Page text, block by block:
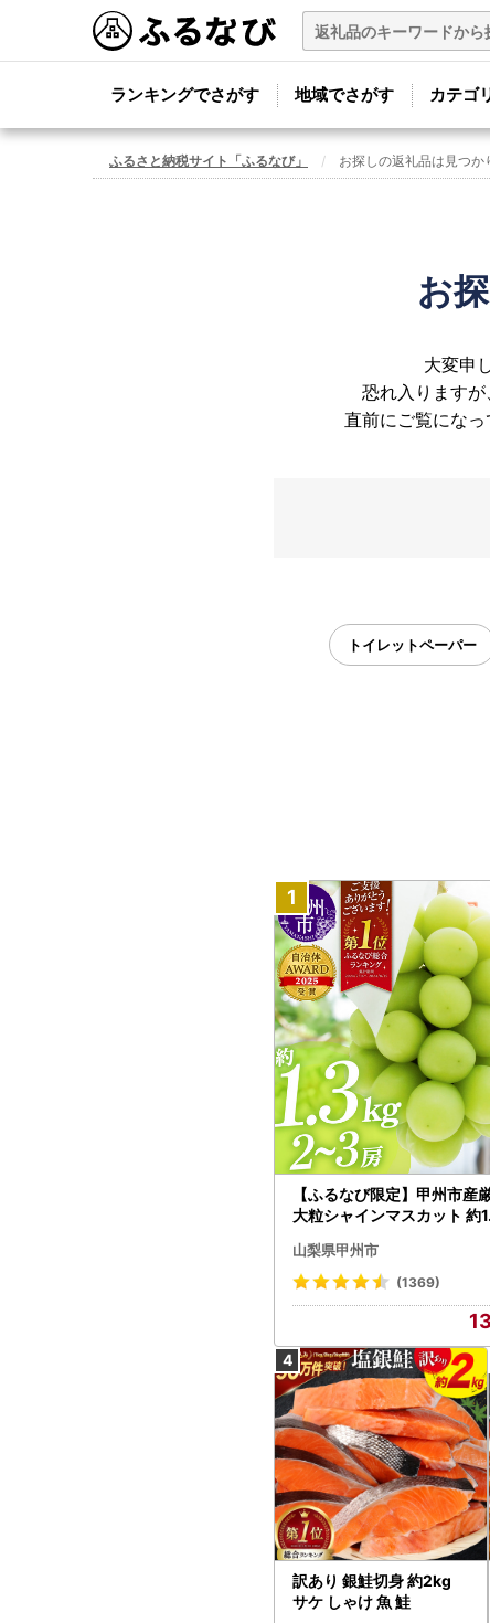
ランキングでさがす 地域でさがす カテゴ
ふるさと納税サイト「ふるなび」 お探しの返礼品は見つか
お
大変申
恐れ入ります
直前にご覧にな
トイレットペーパー
【ふるなび限定】甲州市産
大粒シャインマスカット 約
472 FN-Limited-VO シャイ
カット フルーツ
山梨県甲州市
(1369)
訳あり 銀鮭切身 約2kg
サケ しゃけ 魚 鮭